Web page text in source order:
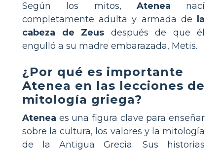
Según los mitos, Atenea nací
completamente adulta y armada de
la
cabeza de Zeus después de que él
engulló a su madre embarazada, Metis.
¿Por qué es importante
Atenea en las lecciones de
mitología griega?
Atenea es una figura clave para enseñar
sobre la cultura, los valores y la mitología
de la Antigua Grecia. Sus historias